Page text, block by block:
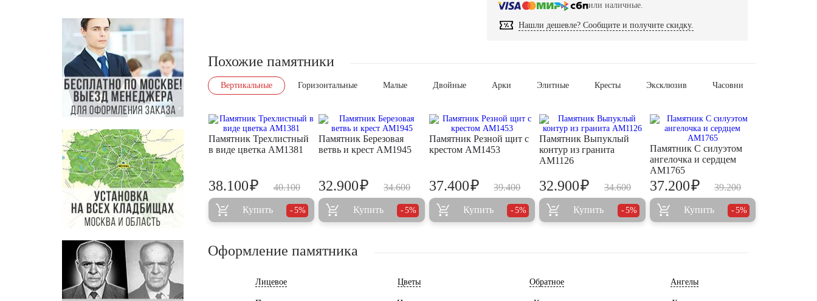
или наличные.
Нашли дешевле? Сообщите и получите скидку.
Похожие памятники
Вертикальные Горизонтальные Малые Двойные Арки Элитные Кресты Эксклюзив Часовни
Памятник Трехлистный
в виде цветка AM1381
40.100
38.100₽
Купить 5%
Памятник Березовая
ветвь и крест AM1945
34.600
32.900₽
Купить 5%
Памятник Резной щит с
крестом AM1453
39.400
37.400₽
Купить 5%
Памятник Выпуклый
контур из гранита
AM1126
34.600
32.900₽
Купить 5%
Памятник С силуэтом
ангелочка и сердцем
AM1765
39.200
37.200₽
Купить 5%
Оформление памятника
Лицевое Цветы Обратное Ангелы